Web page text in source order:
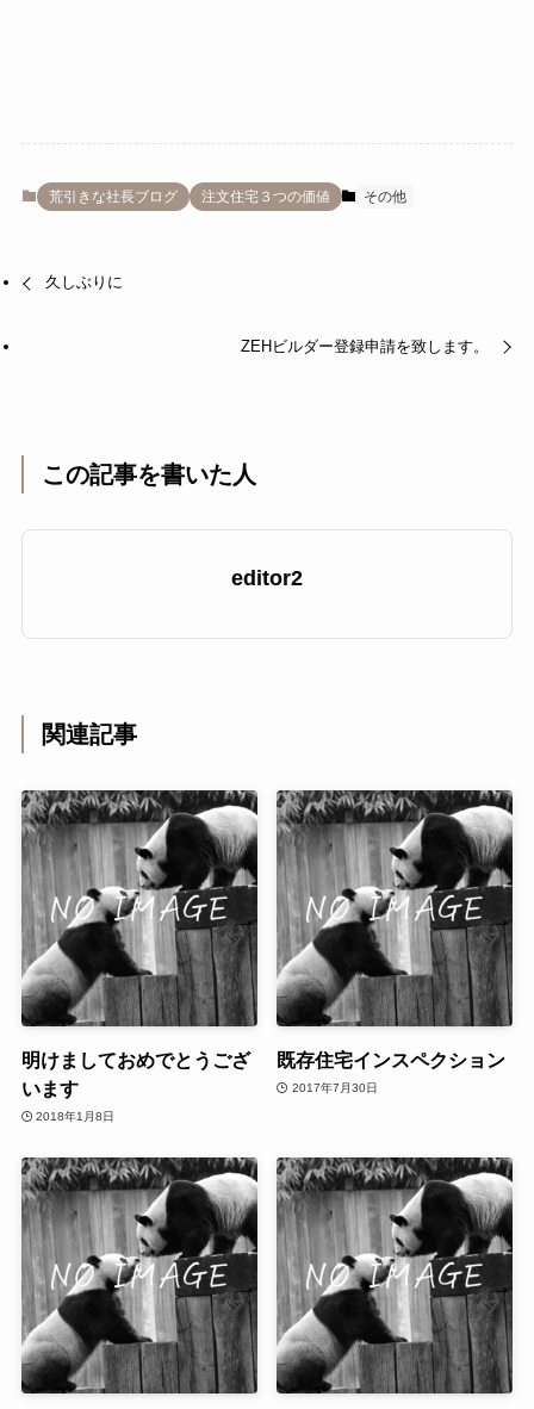
荒引きな社長ブログ 注文住宅３つの価値 その他
久しぶりに
ZEHビルダー登録申請を致します。
この記事を書いた人
editor2
関連記事
明けましておめでとうござ
います
2018年1月8日
既存住宅インスペクション
2017年7月30日